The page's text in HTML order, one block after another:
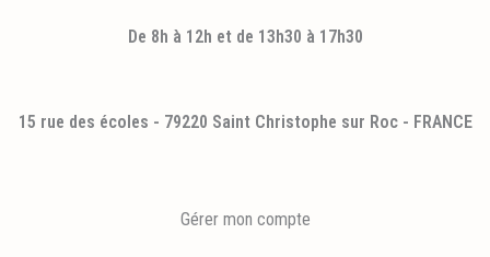
De 8h à 12h et de 13h30 à 17h30
15 rue des écoles - 79220 Saint Christophe sur Roc - FRANCE
Gérer mon compte